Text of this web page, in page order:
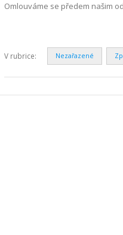
Omlouváme se předem našim
V rubrice: Nezařazené